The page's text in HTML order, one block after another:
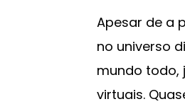
Apesar de a
no universo
mundo todo,
virtuais.